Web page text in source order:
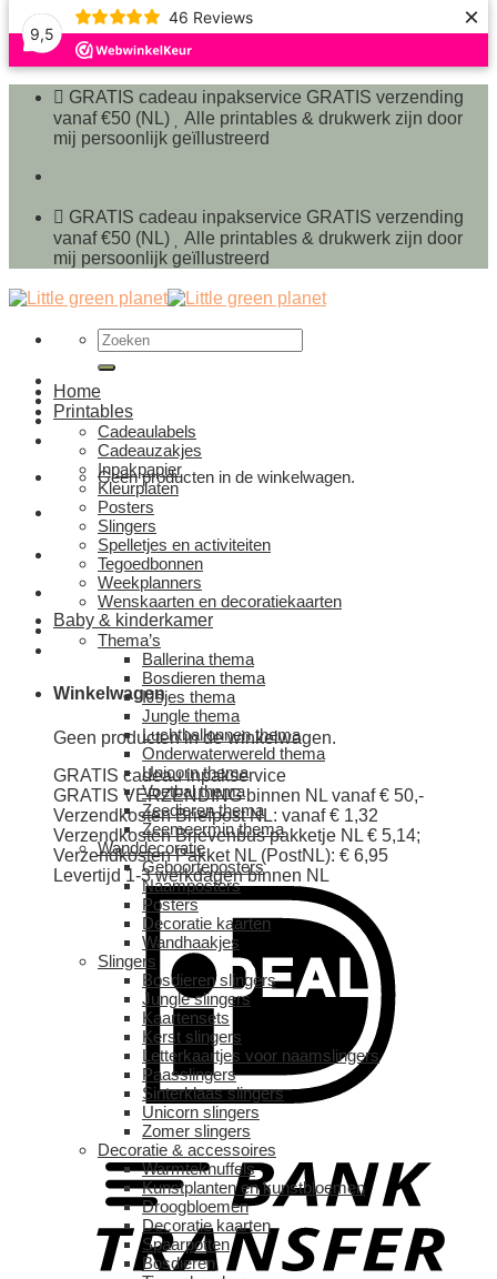
9,5
46 Reviews ×
Ga
naar
inhoud
GRATIS cadeau inpakservice GRATIS verzending
vanaf €50 (NL)
Alle printables & drukwerk zijn door
mij persoonlijk geïllustreerd
GRATIS cadeau inpakservice GRATIS verzending
vanaf €50 (NL)
Alle printables & drukwerk zijn door
mij persoonlijk geïllustreerd
Zoeken
naar:
Geen producten in de winkelwagen.
Winkelwagen
Geen producten in de winkelwagen.
GRATIS cadeau inpakservice
GRATIS VERZENDING binnen NL vanaf € 50,-
Verzendkosten Briefpost NL: vanaf € 1,32
Verzendkosten Brievenbus pakketje NL € 5,14;
Verzendkosten Pakket NL (PostNL): € 6,95
Levertijd 1-3 werkdagen binnen NL
Home
Printables
Cadeaulabels
Cadeauzakjes
Inpakpapier
Kleurplaten
Posters
Slingers
Spelletjes en activiteiten
Tegoedbonnen
Weekplanners
Wenskaarten en decoratiekaarten
Baby & kinderkamer
Thema’s
Ballerina thema
Bosdieren thema
IJsjes thema
Jungle thema
Luchtballonnen thema
Onderwaterwereld thema
Unicorn thema
Voetbal thema
Zeedieren thema
Zeemeermin thema
Wanddecoratie
Geboorteposters
Naamposters
Posters
Decoratie kaarten
Wandhaakjes
Slingers
Bosdieren slingers
Jungle slingers
Kaartensets
Kerst slingers
Letterkaartjes voor naamslingers
Paasslingers
Sinterklaas slingers
Unicorn slingers
Zomer slingers
Decoratie & accessoires
Warmteknuffels
Kunstplanten en kunstbloemen
Droogbloemen
Decoratie kaarten
Spaarpotten
Bosdieren